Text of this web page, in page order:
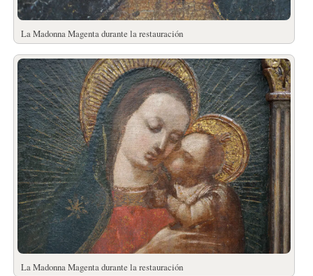
La Madonna Magenta durante la restauración
La Madonna Magenta durante la restauración